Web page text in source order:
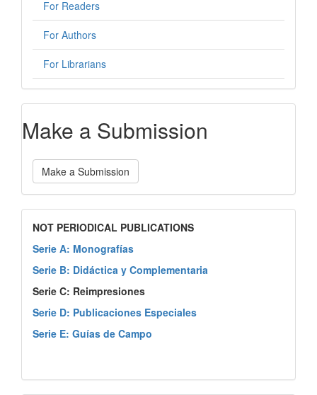
For Readers
For Authors
For Librarians
Make a Submission
Make a Submission
NOT PERIODICAL PUBLICATIONS
Serie A: Monografías
Serie B: Didáctica y Complementaria
Serie C: Reimpresiones
Serie D: Publicaciones Especiales
Serie E: Guías de Campo